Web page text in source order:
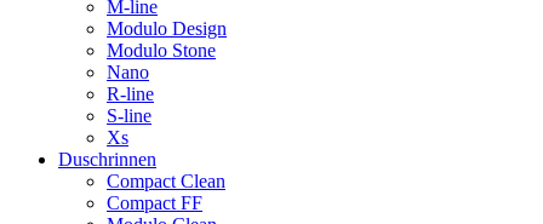
M-line
Modulo Design
Modulo Stone
Nano
R-line
S-line
Xs
Duschrinnen
Compact Clean
Compact FF